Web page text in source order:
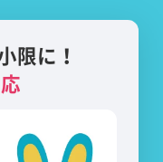
限に！